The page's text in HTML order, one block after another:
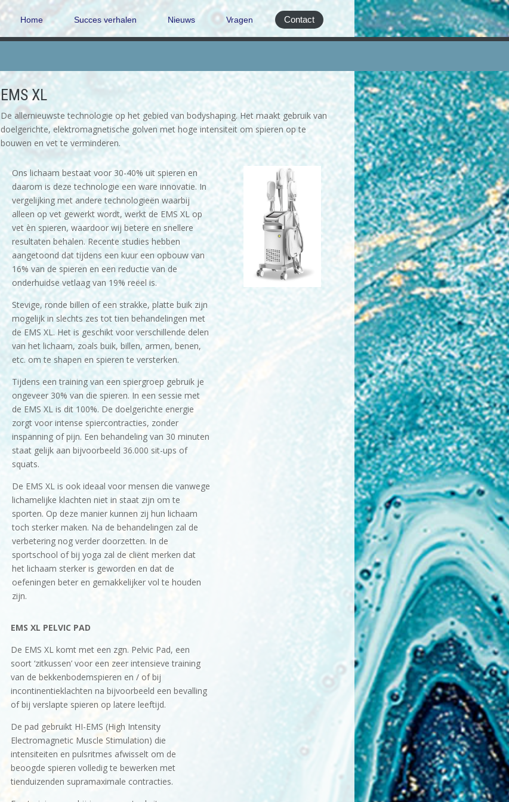
Home Succes verhalen Nieuws Vragen Contact
EMS XL
De allernieuwste technologie op het gebied van bodyshaping. Het maakt gebruik van
doelgerichte, elektromagnetische golven met hoge intensiteit om spieren op te
bouwen en vet te verminderen.
Ons lichaam bestaat voor 30-40% uit spieren en
daarom is deze technologie een ware innovatie. In
vergelijking met andere technologieën waarbij
alleen op vet gewerkt wordt, werkt de EMS XL op
vet èn spieren, waardoor wij betere en snellere
resultaten behalen. Recente studies hebben
aangetoond dat tijdens een kuur een opbouw van
16% van de spieren en een reductie van de
onderhuidse vetlaag van 19% reëel is.
Stevige, ronde billen of een strakke, platte buik zijn
mogelijk in slechts zes tot tien behandelingen met
de EMS XL. Het is geschikt voor verschillende delen
van het lichaam, zoals buik, billen, armen, benen,
etc. om te shapen en spieren te versterken.
Tijdens een training van een spiergroep gebruik je
ongeveer 30% van die spieren. In een sessie met
de EMS XL is dit 100%. De doelgerichte energie
zorgt voor intense spiercontracties, zonder
inspanning of pijn. Een behandeling van 30 minuten
staat gelijk aan bijvoorbeeld 36.000 sit-ups of
squats.
De EMS XL is ook ideaal voor mensen die vanwege
lichamelijke klachten niet in staat zijn om te
sporten. Op deze manier kunnen zij hun lichaam
toch sterker maken. Na de behandelingen zal de
verbetering nog verder doorzetten. In de
sportschool of bij yoga zal de cliënt merken dat
het lichaam sterker is geworden en dat de
oefeningen beter en gemakkelijker vol te houden
zijn.
EMS XL PELVIC PAD
De EMS XL komt met een zgn. Pelvic Pad, een
soort ‘zitkussen’ voor een zeer intensieve training
van de bekkenbodemspieren en / of bij
incontinentieklachten na bijvoorbeeld een bevalling
of bij verslapte spieren op latere leeftijd.
De pad gebruikt HI-EMS (High Intensity
Electromagnetic Muscle Stimulation) die
intensiteiten en pulsritmes afwisselt om de
beoogde spieren volledig te bewerken met
tienduizenden supramaximale contracties.